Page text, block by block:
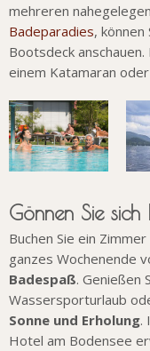
mehreren
Badeparadies,
Bootsdeck
einem Katamaran
Gönnen Sie
Buchen Sie ein
ganzes Wochenende
Badespaß. Genießen
Wassersporturlaub
Sonne und Erholung.
Hotel am Bodensee